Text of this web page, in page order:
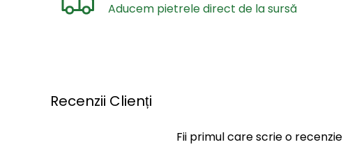
Aducem pietrele direct de la sursă
Recenzii Clienți
Fii primul care scrie o recenzie